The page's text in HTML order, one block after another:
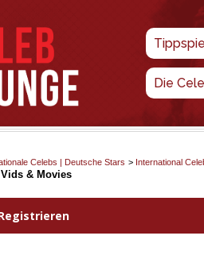
Die
Celebs | Deutsche Stars > International
& Movies